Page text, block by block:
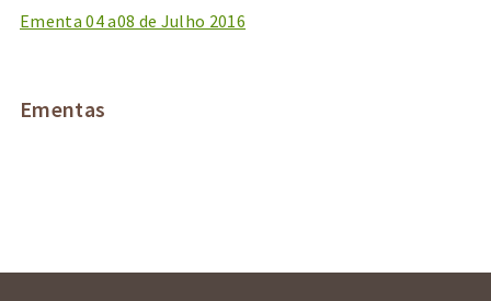
Ementas
Ementa 04 a08 de Julho 2016